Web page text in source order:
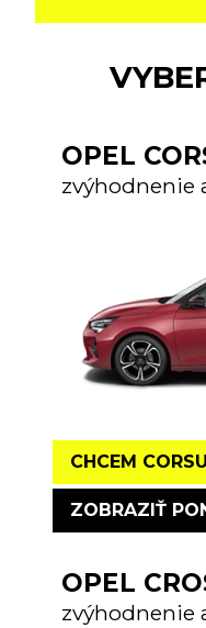
OPEL
zvýhodnenie
CHCEM
ZOBRAZIŤ
OPEL
zvýhodnenie